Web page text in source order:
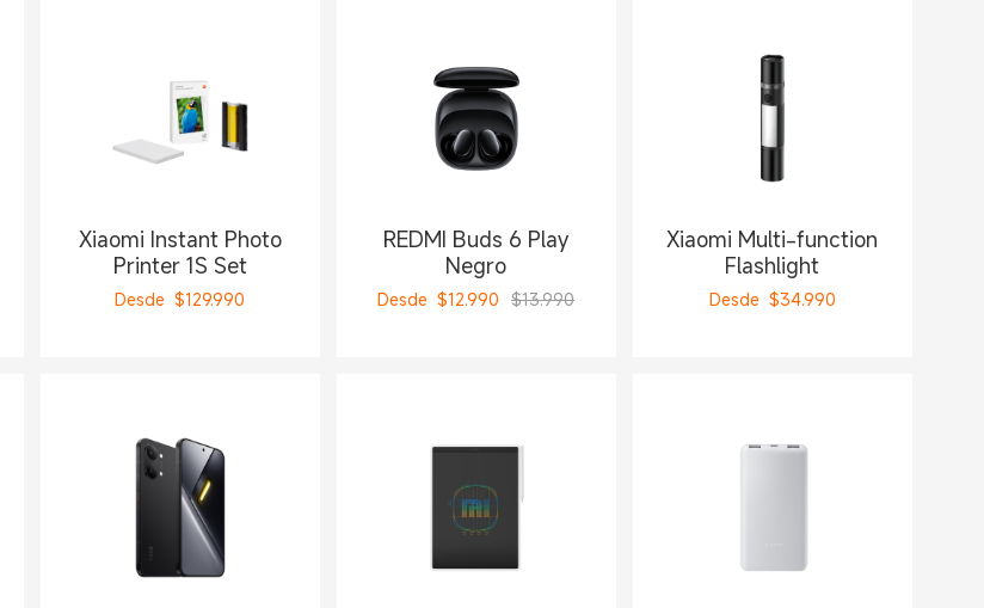
Xiaomi Instant Photo
Printer 1S Set
Desde $129.990
REDMI Buds 6 Play
Negro
Desde $12.990 $13.990
Xiaomi Multi-function
Flashlight
Desde $34.990